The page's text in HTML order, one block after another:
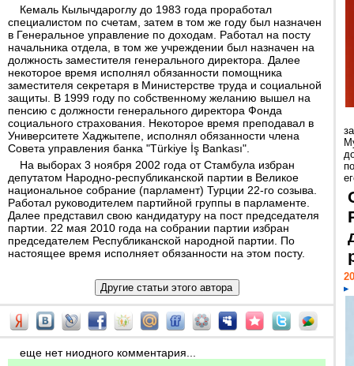
Кемаль Кылычдароглу до 1983 года проработал
специалистом по счетам, затем в том же году был назначен
в Генеральное управление по доходам. Работал на посту
начальника отдела, в том же учреждении был назначен на
должность заместителя генерального директора. Далее
некоторое время исполнял обязанности помощника
заместителя секретаря в Министерстве труда и социальной
защиты. В 1999 году по собственному желанию вышел на
пенсию с должности генерального директора Фонда
социального страхования. Некоторое время преподавал в
Университете Хаджытепе, исполнял обязанности члена
Совета управления банка "Türkiye İş Bankası".
На выборах 3 ноября 2002 года от Стамбула избран
депутатом Народно-республиканской партии в Великое
национальное собрание (парламент) Турции 22-го созыва.
Работал руководителем партийной группы в парламенте.
Далее представил свою кандидатуру на пост председателя
партии. 22 мая 2010 года на собрании партии избран
председателем Республиканской народной партии. По
настоящее время исполняет обязанности на этом посту.
еще нет ниодного комментария...